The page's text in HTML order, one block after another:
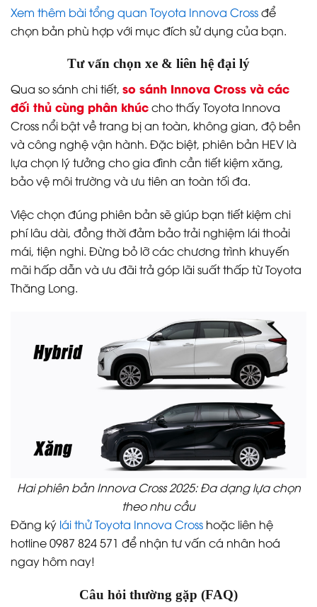
Xem thêm bài tổng quan Toyota Innova Crossđể
chọn bản phù hợp với mục đích sử dụng của bạn.
Tư vấn chọn xe & liên hệ đại lý
Qua so sánh chi tiết, so sánh Innova Cross và các
đối thủ cùng phân khúccho thấy Toyota Innova
Cross nổi bật về trang bị an toàn, không gian, độ bền
và công nghệ vận hành. Đặc biệt, phiên bản HEV là
lựa chọn lý tưởng cho gia đình cần tiết kiệm xăng,
bảo vệ môi trường và ưu tiên an toàn tối đa.
Việc chọn đúng phiên bản sẽ giúp bạn tiết kiệm chi
phí lâu dài, đồng thời đảm bảo trải nghiệm lái thoải
mái, tiện nghi. Đừng bỏ lỡ các chương trình khuyến
mãi hấp dẫn và ưu đãi trả góp lãi suất thấp từ Toyota
Thăng Long.
Hai phiên bản Innova Cross 2025: Đa dạng lựa chọn
theo nhu cầu
Đăng ký lái thử Toyota Innova Cross hoặc liên hệ
hotline 0987 824 571 để nhận tư vấn cá nhân hoá
ngay hôm nay!
Câu hỏi thường gặp (FAQ)